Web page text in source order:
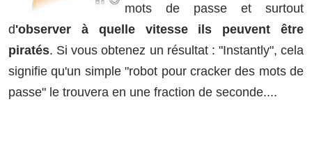
mots de passe et surtout
d'observer à quelle vitesse ils peuvent être
piratés. Si vous obtenez un résultat : "Instantly", cela
signifie qu'un simple "robot pour cracker des mots de
passe" le trouvera en une fraction de seconde....